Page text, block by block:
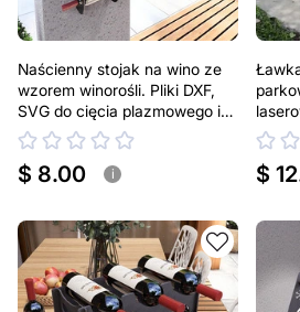
Naścienny stojak na wino ze
wzorem winorośli. Pliki DXF,
SVG do cięcia plazmowego i
laserowego
$ 8.00 i $